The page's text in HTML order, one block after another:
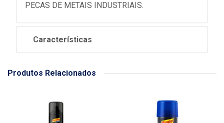
PECAS DE METAIS INDUSTRIAIS.
Características
Produtos Relacionados